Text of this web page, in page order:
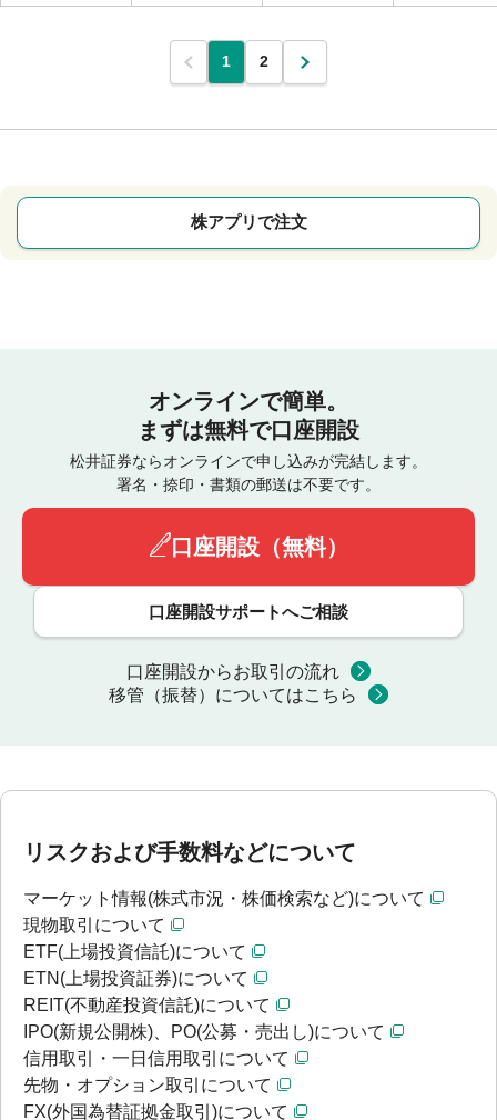
1 2
株アプリで注文
オンラインで簡単。
まずは無料で口座開設
松井証券ならオンラインで申し込みが完結します。
署名・捺印・書類の郵送は不要です。
口座開設（無料）
口座開設サポートへご相談
口座開設からお取引の流れ
移管（振替）についてはこちら
リスクおよび手数料などについて
マーケット情報(株式市況・株価検索など)について
現物取引について
ETF(上場投資信託)について
ETN(上場投資証券)について
REIT(不動産投資信託)について
IPO(新規公開株)、PO(公募・売出し)について
信用取引・一日信用取引について
先物・オプション取引について
FX(外国為替証拠金取引)について